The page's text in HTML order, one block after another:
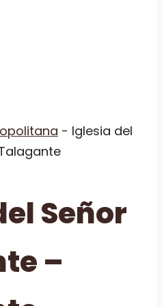
- Iglesia del
Señor
–